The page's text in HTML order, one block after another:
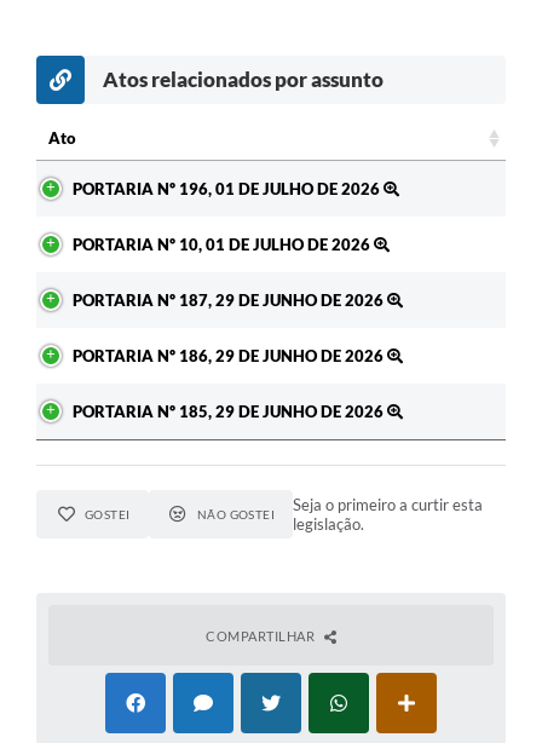
Atos relacionados por assunto
Ato
PORTARIA Nº 196, 01 DE JULHO DE 2026
PORTARIA Nº 10, 01 DE JULHO DE 2026
PORTARIA Nº 187, 29 DE JUNHO DE 2026
PORTARIA Nº 186, 29 DE JUNHO DE 2026
PORTARIA Nº 185, 29 DE JUNHO DE 2026
GOSTEI NÃO GOSTEI
Seja o primeiro a curtir esta
legislação.
COMPARTILHAR